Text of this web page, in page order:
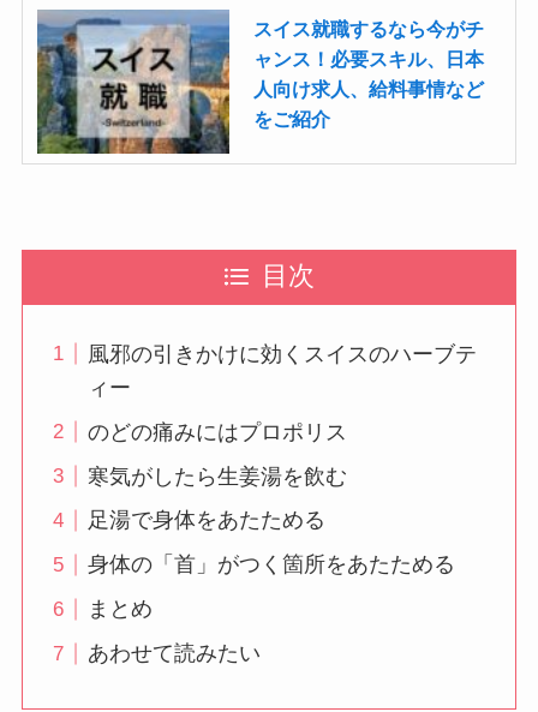
スイス就職するなら今がチ
ャンス！必要スキル、日本
人向け求人、給料事情など
をご紹介
目次
風邪の引きかけに効くスイスのハーブテ
ィー
のどの痛みにはプロポリス
寒気がしたら生姜湯を飲む
足湯で身体をあたためる
身体の「首」がつく箇所をあたためる
まとめ
あわせて読みたい